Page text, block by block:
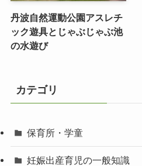
丹波自然運動公園アスレチ
ック遊具とじゃぶじゃぶ池
の水遊び
カテゴリ
保育所・学童
妊娠出産育児の一般知識